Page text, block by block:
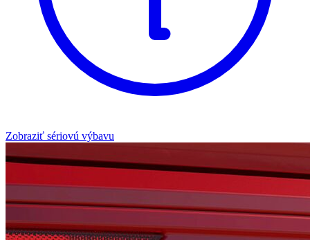
Zobraziť sériovú výbavu